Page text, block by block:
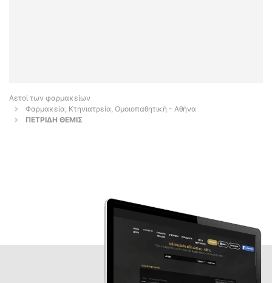
Αετοί των φαρμακείων
Φαρμακεία, Κτηνιατρεία, Ομοιοπαθητική - Αθήνα
ΠΕΤΡΙΔΗ ΘΕΜΙΣ